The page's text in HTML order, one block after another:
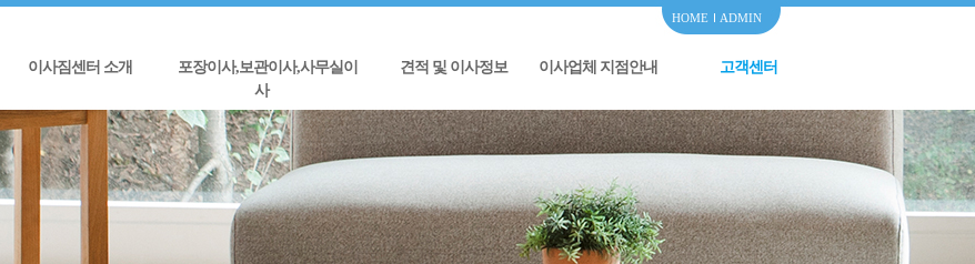
HOME ADMIN
이사짐센터 소개
포장이사,보관이사,사무실이
사
견적 및 이사정보 이사업체 지점안내 고객센터